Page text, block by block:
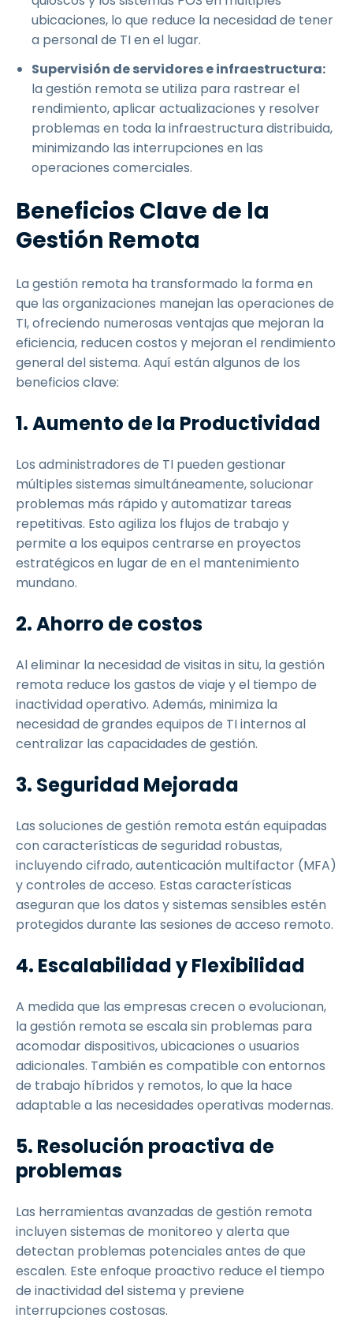
ubicaciones, lo que reduce la necesidad de tener
a personal de TI en el lugar.
Supervisión de servidores e infraestructura:
la gestión remota se utiliza para rastrear el
rendimiento, aplicar actualizaciones y resolver
problemas en toda la infraestructura distribuida,
minimizando las interrupciones en las
operaciones comerciales.
Beneficios Clave de la
Gestión Remota
La gestión remota ha transformado la forma en
que las organizaciones manejan las operaciones de
TI, ofreciendo numerosas ventajas que mejoran la
eficiencia, reducen costos y mejoran el rendimiento
general del sistema. Aquí están algunos de los
beneficios clave:
1. Aumento de la Productividad
Los administradores de TI pueden gestionar
múltiples sistemas simultáneamente, solucionar
problemas más rápido y automatizar tareas
repetitivas. Esto agiliza los flujos de trabajo y
permite a los equipos centrarse en proyectos
estratégicos en lugar de en el mantenimiento
mundano.
2. Ahorro de costos
Al eliminar la necesidad de visitas in situ, la gestión
remota reduce los gastos de viaje y el tiempo de
inactividad operativo. Además, minimiza la
necesidad de grandes equipos de TI internos al
centralizar las capacidades de gestión.
3. Seguridad Mejorada
Las soluciones de gestión remota están equipadas
con características de seguridad robustas,
incluyendo cifrado, autenticación multifactor (MFA)
y controles de acceso. Estas características
aseguran que los datos y sistemas sensibles estén
protegidos durante las sesiones de acceso remoto.
4. Escalabilidad y Flexibilidad
A medida que las empresas crecen o evolucionan,
la gestión remota se escala sin problemas para
acomodar dispositivos, ubicaciones o usuarios
adicionales. También es compatible con entornos
de trabajo híbridos y remotos, lo que la hace
adaptable a las necesidades operativas modernas.
5. Resolución proactiva de
problemas
Las herramientas avanzadas de gestión remota
incluyen sistemas de monitoreo y alerta que
detectan problemas potenciales antes de que
escalen. Este enfoque proactivo reduce el tiempo
de inactividad del sistema y previene
interrupciones costosas.